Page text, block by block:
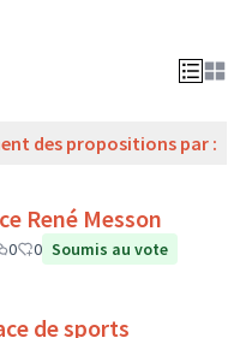
des propositions par :
René Messon
0 0 Soumis au vote
de sports